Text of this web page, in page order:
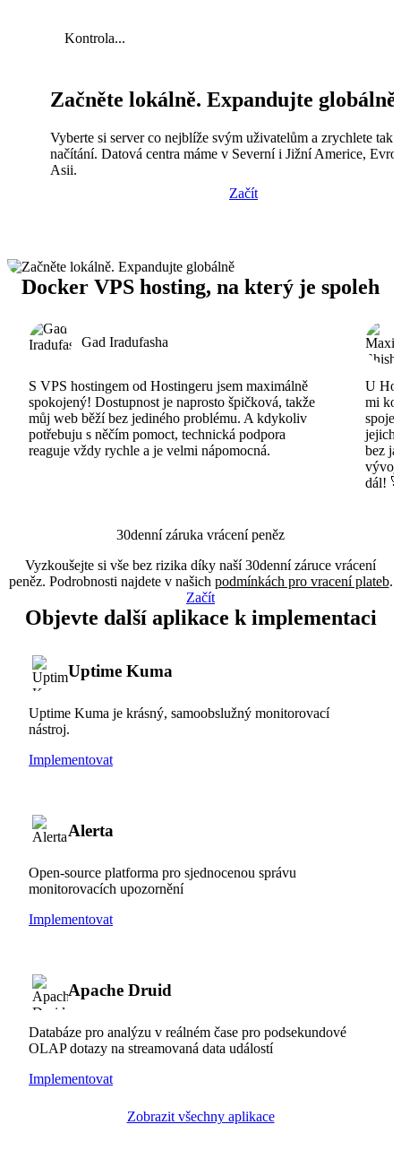
Kontrola...
Začněte lokálně. Expandujte globálně
Vyberte si server co nejblíže svým uživatelům a zrychlete tak
načítání. Datová centra máme v Severní i Jižní Americe,
Asii.
Začít
Docker VPS hosting, na který je spoleh
Gad Iradufasha
S VPS hostingem od Hostingeru jsem maximálně
spokojený! Dostupnost je naprosto špičková, takže
můj web běží bez jediného problému. A kdykoliv
potřebuju s něčím pomoct, technická podpora
reaguje vždy rychle a je velmi nápomocná.
U
mi
jejich
bez
dál!
30denní záruka vrácení peněz
Vyzkoušejte si vše bez rizika díky naší 30denní záruce vrácení
peněz. Podrobnosti najdete v našich podmínkách pro vracení plateb.
Začít
Objevte další aplikace k implementaci
Uptime Kuma
Uptime Kuma je krásný, samoobslužný monitorovací
nástroj.
Implementovat
Alerta
Open-source platforma pro sjednocenou správu
monitorovacích upozornění
Implementovat
Apache Druid
Databáze pro analýzu v reálném čase pro podsekundové
OLAP dotazy na streamovaná data událostí
Implementovat
Zobrazit všechny aplikace